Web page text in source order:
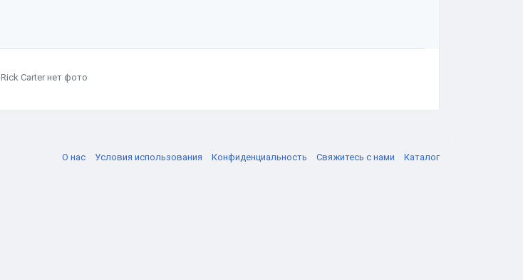
Rick Carter нет фото
О нас Условия использования Конфиденциальность Свяжитесь с нами Каталог